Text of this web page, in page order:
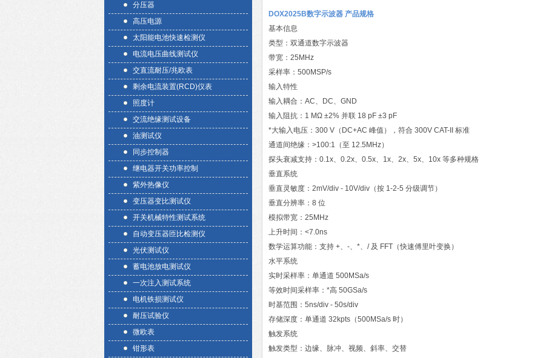
分压器
高压电源
太阳能电池快速检测仪
电流电压曲线测试仪
交直流耐压/兆欧表
剩余电流装置(RCD)仪表
照度计
交流绝缘测试设备
油测试仪
同步控制器
继电器开关功率控制
紫外热像仪
变压器变比测试仪
开关机械特性测试系统
自动变压器匝比检测仪
光伏测试仪
蓄电池放电测试仪
一次注入测试系统
电机铁损测试仪
耐压试验仪
微欧表
钳形表
DOX2025B数字示波器 产品规格
基本信息
类型：双通道数字示波器
带宽：25MHz
采样率：500MSP/s
输入特性
输入耦合：AC、DC、GND
输入阻抗：1 MΩ ±2% 并联 18 pF ±3 pF
*大输入电压：300 V（DC+AC 峰值），符合 300V CAT-II 标准
通道间绝缘：>100:1（至 12.5MHz）
探头衰减支持：0.1x、0.2x、0.5x、1x、2x、5x、10x 等多种规格
垂直系统
垂直灵敏度：2mV/div - 10V/div（按 1-2-5 分级调节）
垂直分辨率：8 位
模拟带宽：25MHz
上升时间：<7.0ns
数学运算功能：支持 +、-、*、/ 及 FFT（快速傅里叶变换）
水平系统
实时采样率：单通道 500MSa/s
等效时间采样率：*高 50GSa/s
时基范围：5ns/div - 50s/div
存储深度：单通道 32kpts（500MSa/s 时）
触发系统
触发类型：边缘、脉冲、视频、斜率、交替